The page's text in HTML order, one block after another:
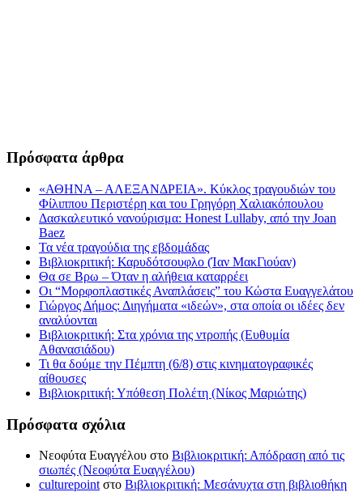
Πρόσφατα άρθρα
«ΑΘΗΝΑ – ΑΛΕΞΑΝΔΡΕΙΑ». Κύκλος τραγουδιών του
Φίλιππου Περιστέρη και του Γρηγόρη Χαλιακόπουλου
Δασκαλευτικό νανούρισμα: Honest Lullaby, από την Joan
Baez
Τα νέα τραγούδια της εβδομάδας
Βιβλιοκριτική: Καρυδότσουφλο (Ίαν ΜακΓιούαν)
Θα σε Βρω – Όταν η αλήθεια καταρρέει
Οι “Μορφοπλαστικές Αναπλάσεις” του Κώστα Ευαγγελάτου
Γιώργος Δήμος: Διηγήματα «ιδεών», στα οποία οι ιδέες δεν
αναλύονται
Βιβλιοκριτική: Στα χρόνια της ντροπής (Ευθυμία
Αθανασιάδου)
Τι θα δούμε την Πέμπτη (6/8) στις κινηματογραφικές
αίθουσες
Βιβλιοκριτική: Υπόθεση Πολέτη (Νίκος Μαριώτης)
Πρόσφατα σχόλια
Νεοφύτα Ευαγγέλου στο Βιβλιοκριτική: Απόδραση από τις
σιωπές (Νεοφύτα Ευαγγέλου)
culturepointστο Βιβλιοκριτική: Μεσάνυχτα στη βιβλιοθήκη